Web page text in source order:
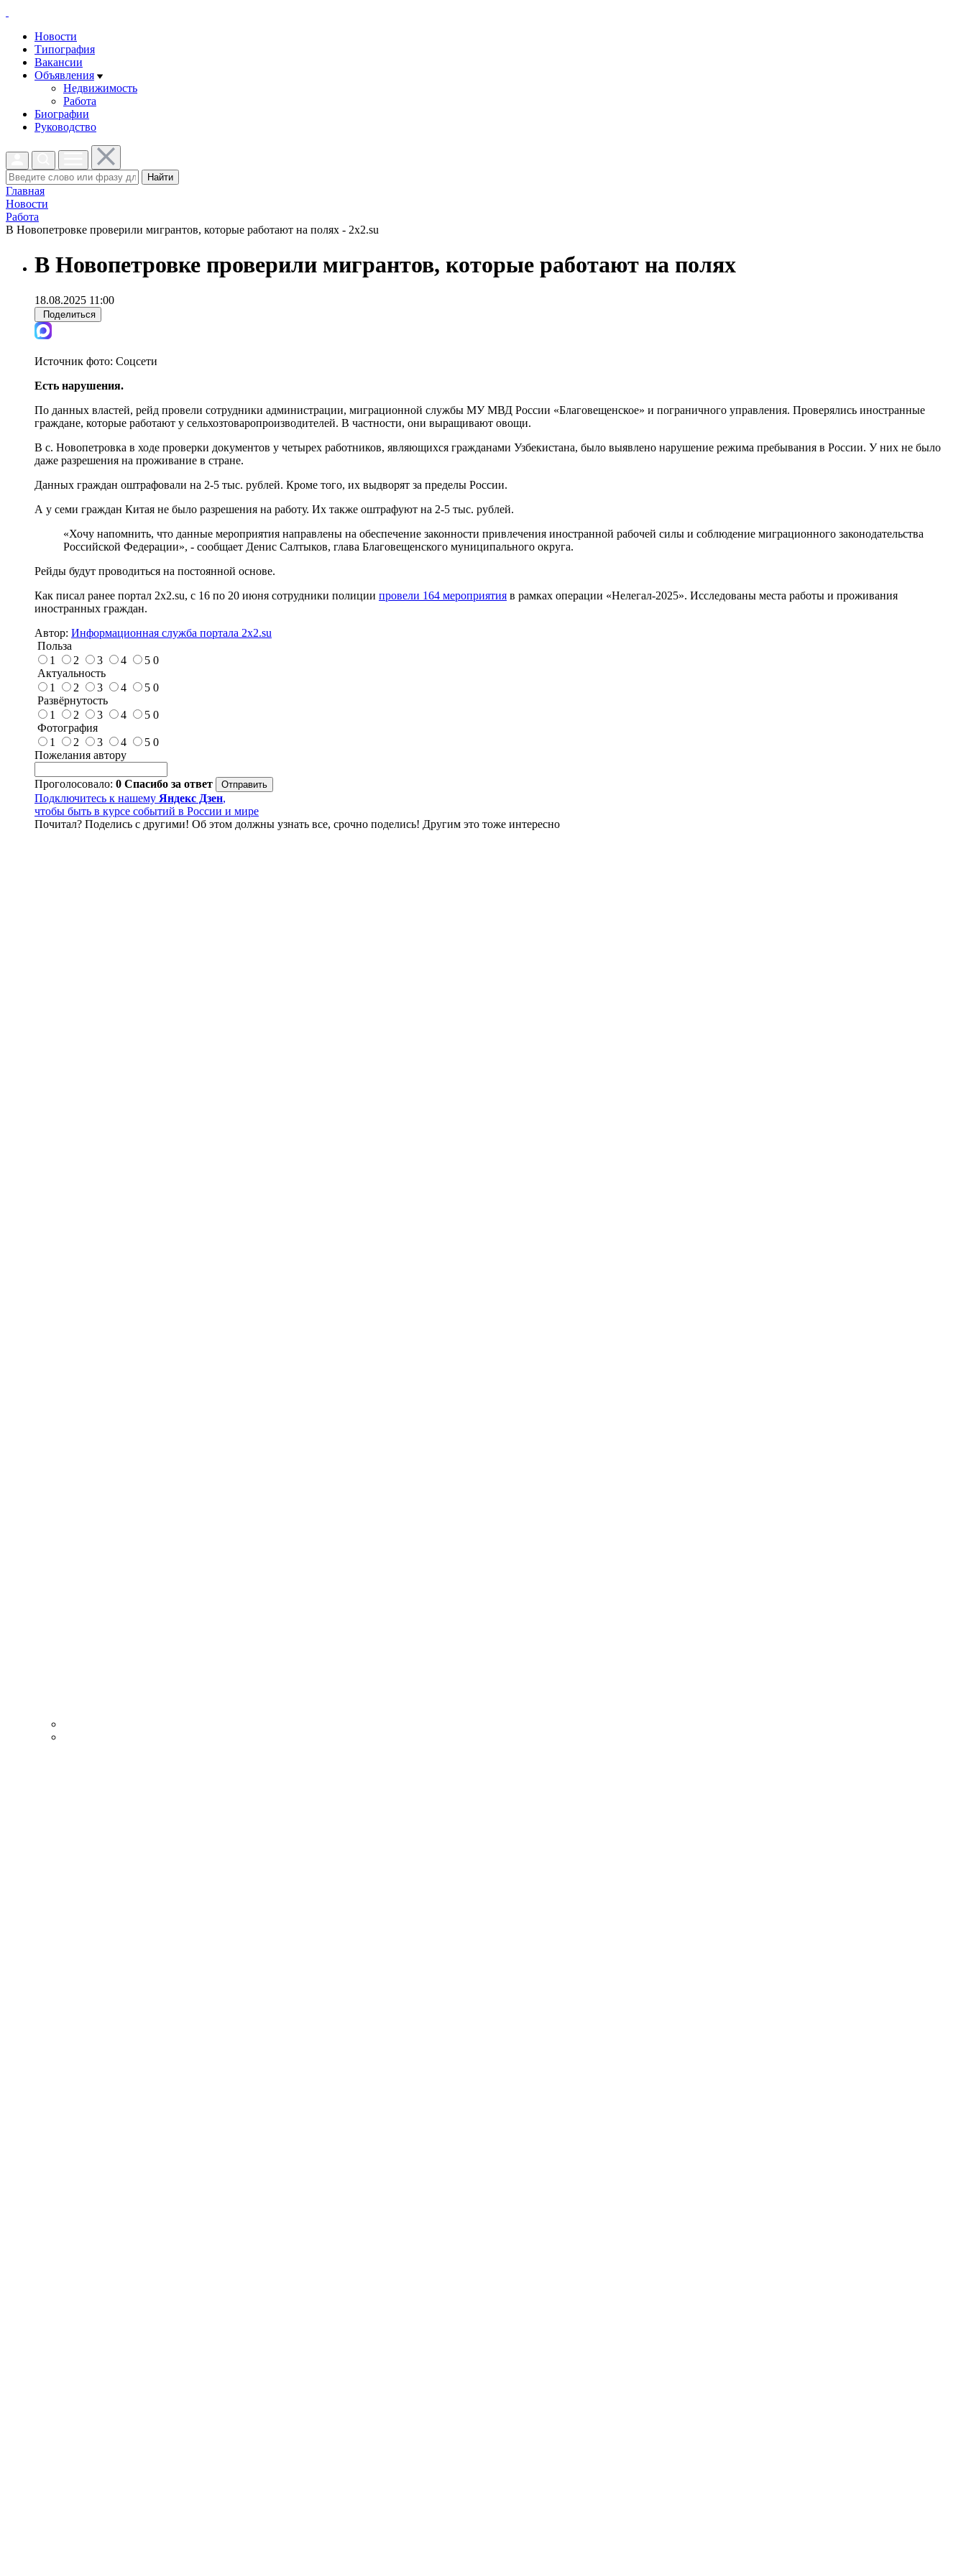
Новости
Типография
Вакансии
Объявления
Недвижимость
Работа
Биографии
Руководство
Найти
Главная
Новости
Работа
В Новопетровке проверили мигрантов, которые работают на полях - 2x2.su
В Новопетровке проверили мигрантов, которые работают на полях
18.08.2025 11:00
Поделиться
Источник фото: Соцсети
Есть нарушения.
По данных властей, рейд провели сотрудники администрации, миграционной службы МУ МВД России «Благовещенское» и пограничного управления. Проверялись иностранные
граждане, которые работают у сельхозтоваропроизводителей. В частности, они выращивают овощи.
В с. Новопетровка в ходе проверки документов у четырех работников, являющихся гражданами Узбекистана, было выявлено нарушение режима пребывания в России. У них не было
даже разрешения на проживание в стране.
Данных граждан оштрафовали на 2-5 тыс. рублей. Кроме того, их выдворят за пределы России.
А у семи граждан Китая не было разрешения на работу. Их также оштрафуют на 2-5 тыс. рублей.
«Хочу напомнить, что данные мероприятия направлены на обеспечение законности привлечения иностранной рабочей силы и соблюдение миграционного законодательства
Российской Федерации», - сообщает Денис Салтыков, глава Благовещенского муниципального округа.
Рейды будут проводиться на постоянной основе.
Как писал ранее портал 2х2.su, с 16 по 20 июня сотрудники полиции провели 164 мероприятия в рамках операции «Нелегал-2025». Исследованы места работы и проживания
иностранных граждан.
Автор: Информационная служба портала 2x2.su
Польза
1
2 3 4 5 0
Актуальность
1
2 3 4 5 0
Развёрнутость
1
2 3 4 5 0
Фотография
1
2 3 4 5 0
Пожелания автору
Проголосовало: 0 Спасибо за ответ
Подключитесь к нашему Яндекс Дзен,
чтобы быть в курсе событий в России и мире
Почитал? Поделись с другими! Об этом должны узнать все, срочно поделись! Другим это тоже интересно